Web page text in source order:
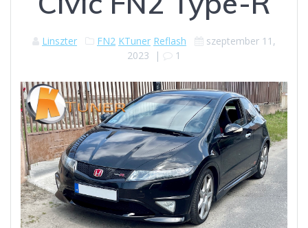
Linszter FN2 KTuner Reflash
szeptember 11,
2023 | 1